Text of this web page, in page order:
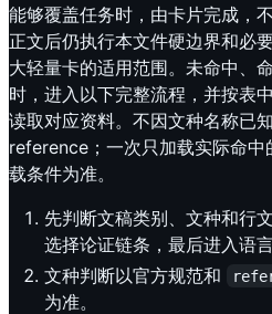
能够覆盖任务时，由卡片完成，
正文后仍执行本文件硬边界和必
大轻量卡的适用范围。未命中、
时，进入以下完整流程，并按表
读取对应资料。不因文种名称已
reference；一次只加载实际命中
载条件为准。
先判断文稿类别、文种和行
选择论证链条，最后进入语
文种判断以官方规范和
为准。